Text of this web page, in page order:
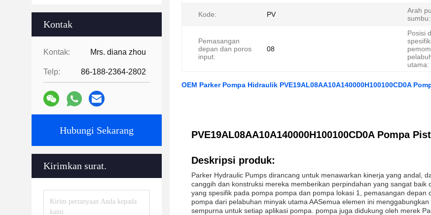
Kontak
Kontak: Mrs. diana zhou
Telp: 86-188-2364-2802
Hubungi Sekarang
Kirimkan surat.
Kode: PV
Arah
sumbu:
Pemasangan
depan dan poros
input:
08
Posisi
utama:
OEM Parker Pompa Hidraulik PVE19AL08AA10A140000H100100CD0A
PVE19AL08AA10A140000H100100CD0A Pompa
Deskripsi produk:
Parker Hydraulic Pumps dirancang untuk menawarkan kinerja yang andal,
canggih dan konstruksi mereka memberikan perpindahan yang sangat
yang spesifik pada pompa pompa dan pompa lokasi 1, pemasangan
pompa dari pelabuhan minyak utama AASemua elemen ini
sempurna untuk setiap aplikasi pompa. pompa juga didukung oleh merek